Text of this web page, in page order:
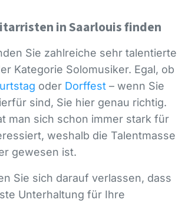
in Saarlouis finden
Sie zahlreiche sehr talentierte
Kategorie Solomusiker. Egal, ob
oder Dorffest – wenn Sie
sind, Sie hier genau richtig.
man sich schon immer stark für
weshalb die Talentmasse
gewesen ist.
Sie sich darauf verlassen, dass
Unterhaltung für Ihre